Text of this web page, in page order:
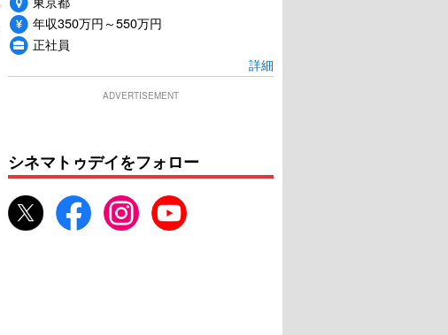
年収350万円～550万円
正社員
詳細
ADVERTISEMENT
シネマトゥデイをフォロー